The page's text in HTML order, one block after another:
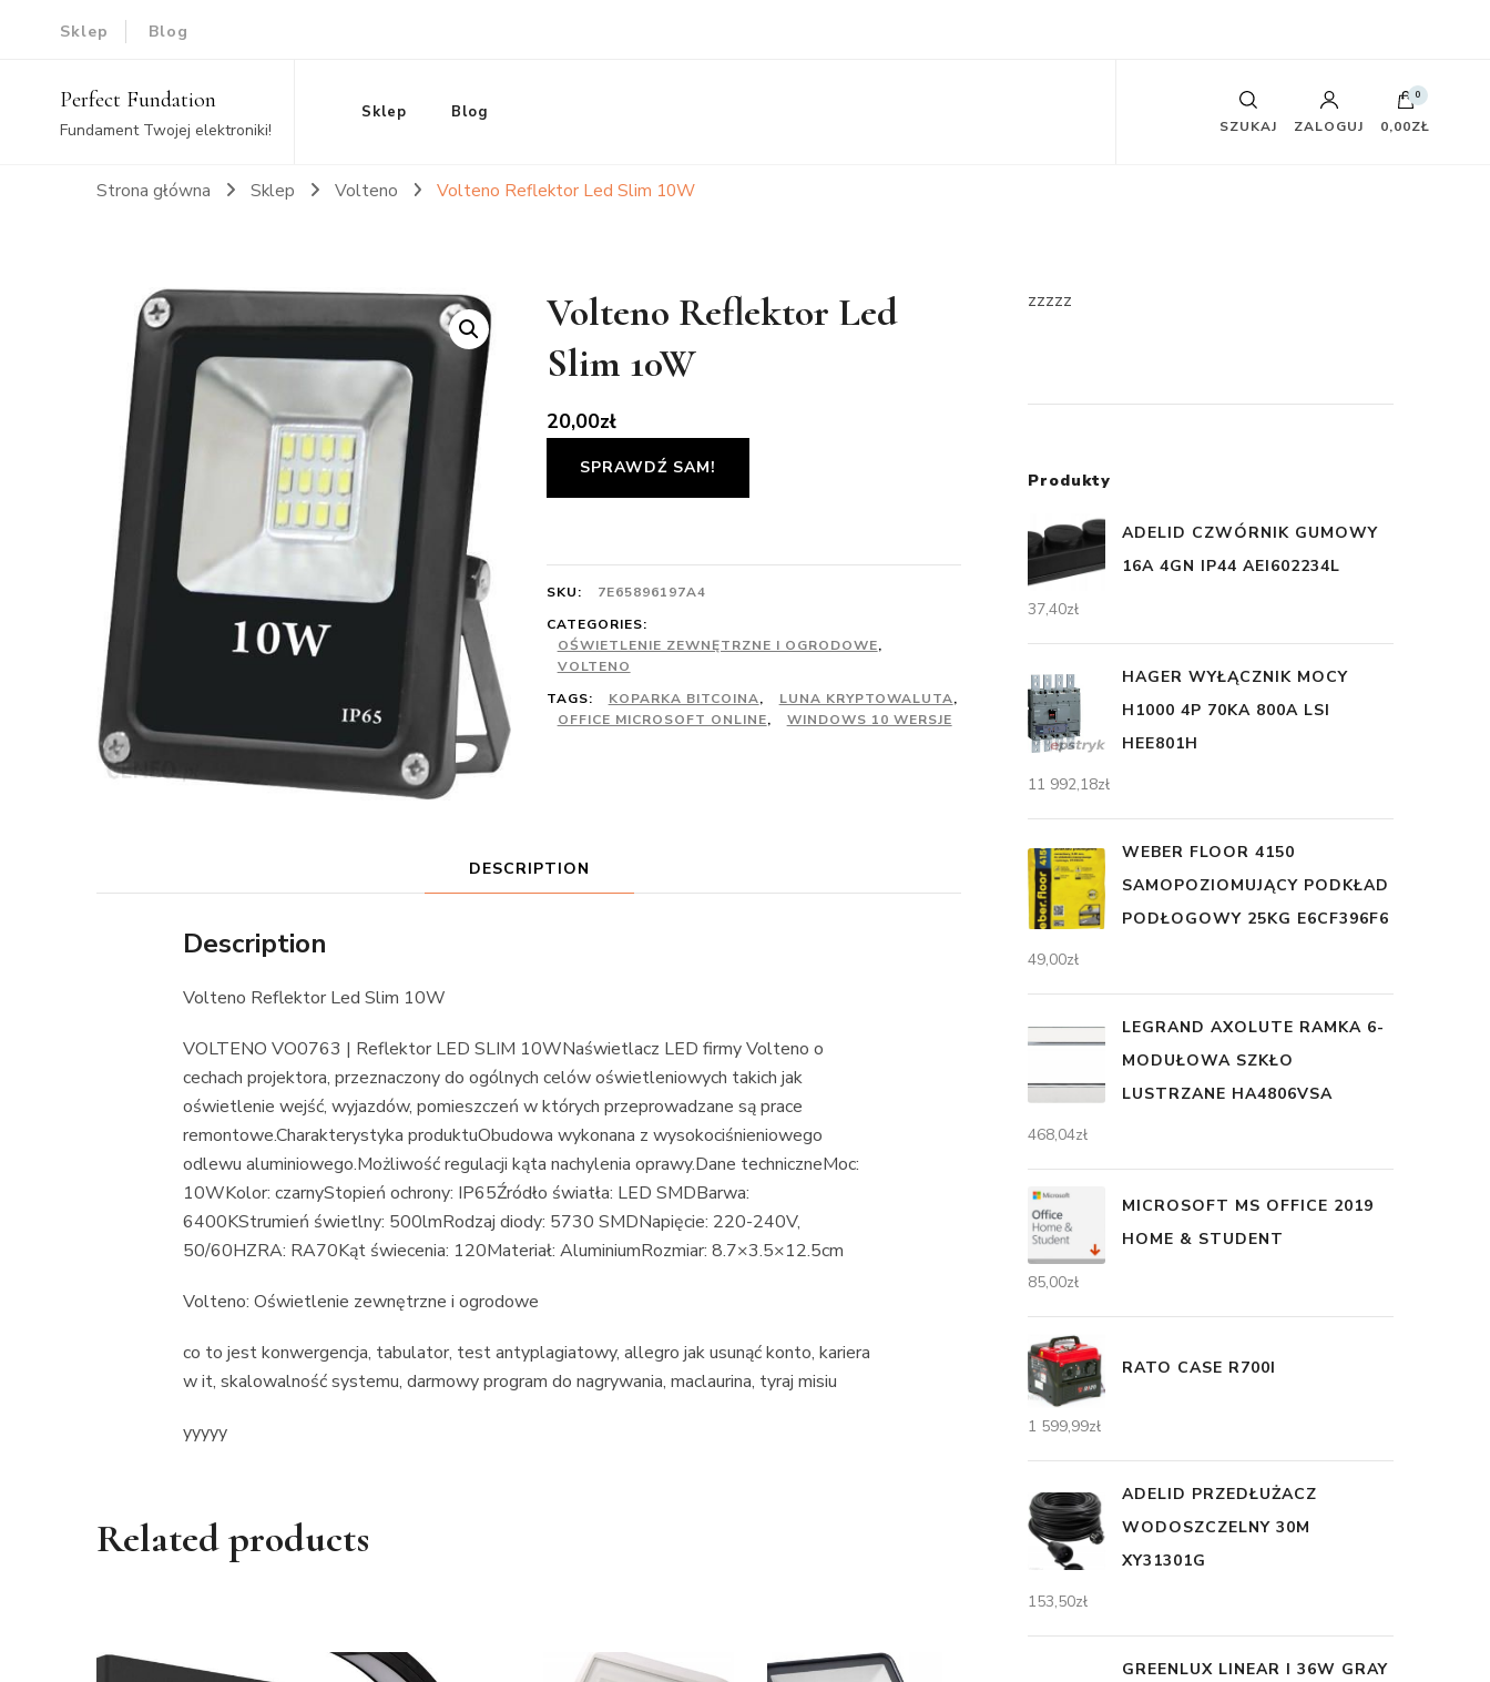
Sklep Blog
Perfect Fundation
Fundament Twojej elektroniki!
Sklep Blog
SZUKAJ ZALOGUJ
0
0,00ZŁ
Strona główna Sklep Volteno Volteno Reflektor Led Slim 10W
Volteno Reflektor Led
Slim 10W
20,00zł
SPRAWDŹ SAM!
SKU:
7E65896197A4
CATEGORIES:
OŚWIETLENIE ZEWNĘTRZNE I OGRODOWE,
VOLTENO
TAGS:
KOPARKA BITCOINA, LUNA KRYPTOWALUTA,
OFFICE MICROSOFT ONLINE, WINDOWS 10 WERSJE
DESCRIPTION
Description
Volteno Reflektor Led Slim 10W
VOLTENO VO0763 | Reflektor LED SLIM 10WNaświetlacz LED firmy Volteno o
cechach projektora, przeznaczony do ogólnych celów oświetleniowych takich jak
oświetlenie wejść, wyjazdów, pomieszczeń w których przeprowadzane są prace
remontowe.Charakterystyka produktuObudowa wykonana z wysokociśnieniowego
odlewu aluminiowego.Możliwość regulacji kąta nachylenia oprawy.Dane techniczneMoc:
10WKolor: czarnyStopień ochrony: IP65Źródło światła: LED SMDBarwa:
6400KStrumień świetlny: 500lmRodzaj diody: 5730 SMDNapięcie: 220-240V,
50/60HZRA: RA70Kąt świecenia: 120Materiał: AluminiumRozmiar: 8.7×3.5×12.5cm
Volteno: Oświetlenie zewnętrzne i ogrodowe
co to jest konwergencja, tabulator, test antyplagiatowy, allegro jak usunąć konto, kariera
w it, skalowalność systemu, darmowy program do nagrywania, maclaurina, tyraj misiu
yyyyy
Related products
zzzzz
Produkty
ADELID CZWÓRNIK GUMOWY
16A 4GN IP44 AEI602234L
37,40zł
HAGER WYŁĄCZNIK MOCY
H1000 4P 70KA 800A LSI
HEE801H
11 992,18zł
WEBER FLOOR 4150
SAMOPOZIOMUJĄCY PODKŁAD
PODŁOGOWY 25KG E6CF396F6
49,00zł
LEGRAND AXOLUTE RAMKA 6-
MODUŁOWA SZKŁO
LUSTRZANE HA4806VSA
468,04zł
MICROSOFT MS OFFICE 2019
HOME & STUDENT
85,00zł
RATO CASE R700I
1 599,99zł
ADELID PRZEDŁUŻACZ
WODOSZCZELNY 30M
XY31301G
153,50zł
GREENLUX LINEAR I 36W GRAY